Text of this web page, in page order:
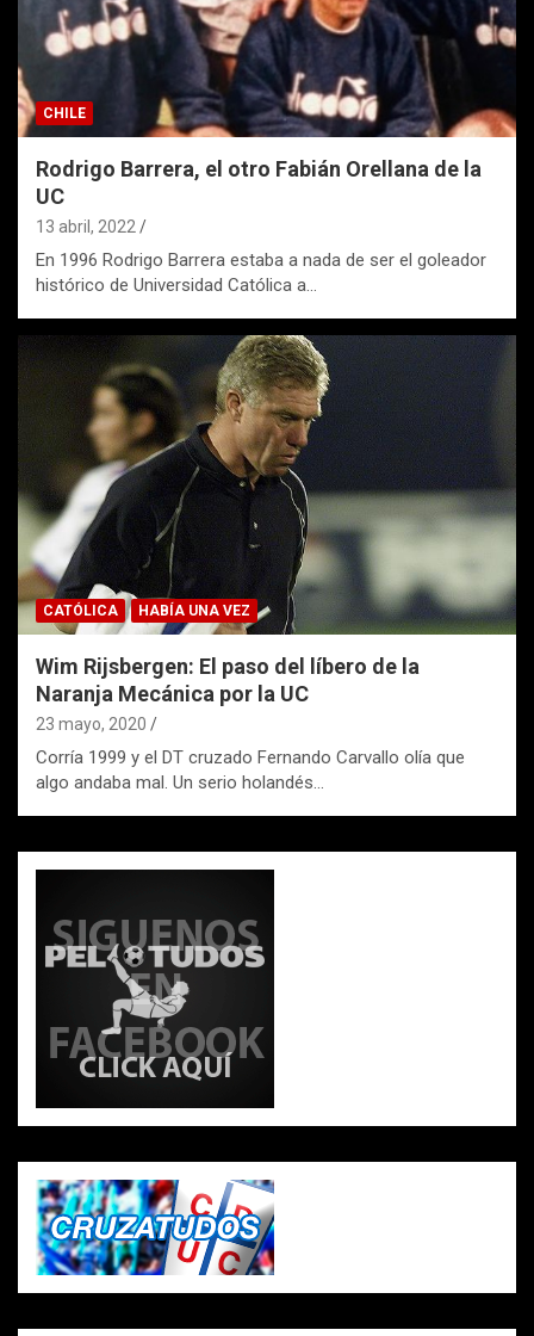
CHILE
Rodrigo Barrera, el otro Fabián Orellana de la
UC
13 abril, 2022
En 1996 Rodrigo Barrera estaba a nada de ser el goleador
histórico de Universidad Católica a…
CATÓLICA HABÍA UNA VEZ
Wim Rijsbergen: El paso del líbero de la
Naranja Mecánica por la UC
23 mayo, 2020
Corría 1999 y el DT cruzado Fernando Carvallo olía que
algo andaba mal. Un serio holandés…